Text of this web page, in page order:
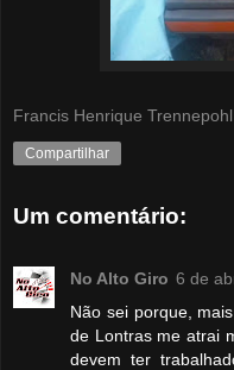
Francis Henrique Trennepohl
Compartilhar
Um comentário:
No Alto Giro 6 de
Não sei porque,
de Lontras me atrai
devem ter